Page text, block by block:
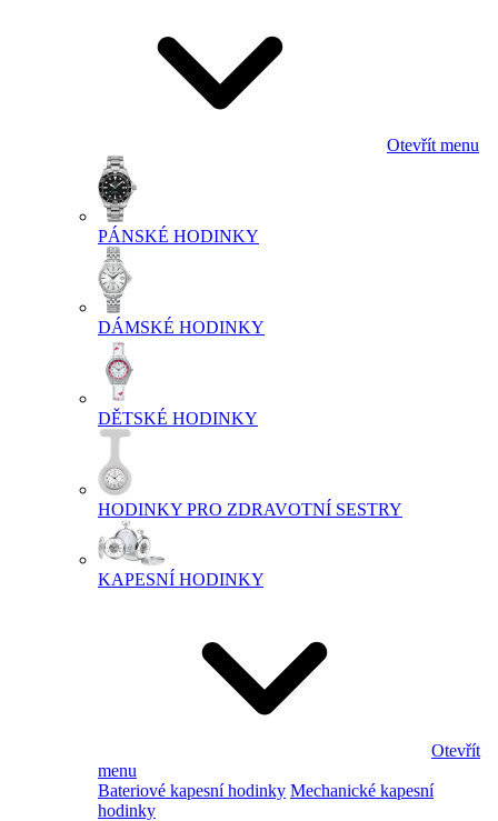
Otevřít menu
PÁNSKÉ HODINKY
DÁMSKÉ HODINKY
DĚTSKÉ HODINKY
HODINKY PRO ZDRAVOTNÍ SESTRY
KAPESNÍ HODINKY
Otevřít
menu
Bateriové kapesní hodinky Mechanické kapesní
hodinky